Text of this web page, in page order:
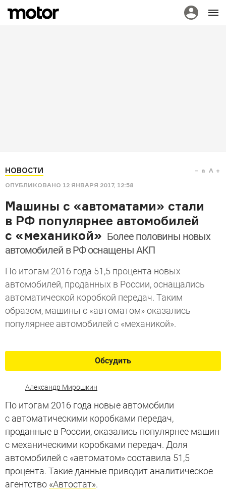
НОВОСТИ
ОПУБЛИКОВАНО 12 ЯНВАРЯ 2017, 12:58
a A
Машины с «автоматами» стали
в РФ популярнее автомобилей
с «механикой» Более половины новых
автомобилей в РФ оснащены АКП
По итогам 2016 года 51,5 процента новых
автомобилей, проданных в России, оснащались
автоматической коробкой передач. Таким
образом, машины с «автоматом» оказались
популярнее автомобилей с «механикой».
Обсудить
Александр Мирошкин
По итогам 2016 года новые автомобили
с автоматическими коробками передач,
проданные в России, оказались популярнее машин
с механическими коробками передач. Доля
автомобилей с «автоматом» составила 51,5
процента. Такие данные приводит аналитическое
агентство «Автостат».